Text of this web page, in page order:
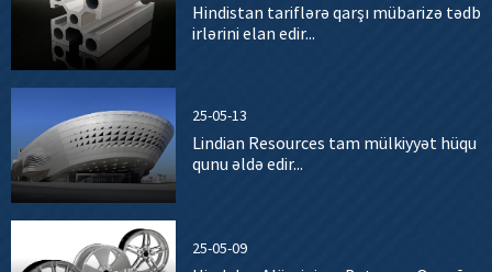
Hindistan tariflərə qarşı mübarizə tədb
irlərini elan edir...
25-05-13
Lindian Resources tam mülkiyyət hüqu
qunu əldə edir...
25-05-09